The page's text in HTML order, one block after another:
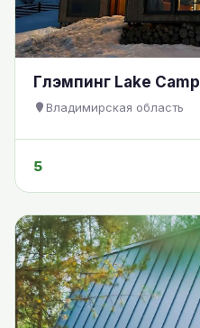
Глэмпинг Lake Camp
Владимирская область
5